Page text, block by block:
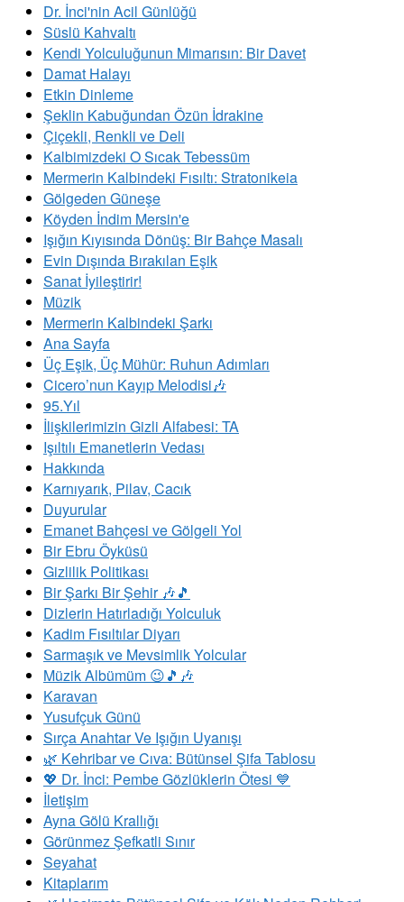
Dr. İnci'nin Acil Günlüğü
Süslü Kahvaltı
Kendi Yolculuğunun Mimarısın: Bir Davet
Damat Halayı
Etkin Dinleme
Şeklin Kabuğundan Özün İdrakine
Çiçekli, Renkli ve Deli
Kalbimizdeki O Sıcak Tebessüm
Mermerin Kalbindeki Fısıltı: Stratonikeia
Gölgeden Güneşe
Köyden İndim Mersin'e
Işığın Kıyısında Dönüş: Bir Bahçe Masalı
Evin Dışında Bırakılan Eşik
Sanat İyileştirir!
Müzik
Mermerin Kalbindeki Şarkı
Ana Sayfa
Üç Eşik, Üç Mühür: Ruhun Adımları
Cicero’nun Kayıp Melodisi🎶
95.Yıl
İlişkilerimizin Gizli Alfabesi: TA
​Işıltılı Emanetlerin Vedası
Hakkında
Karnıyarık, Pilav, Cacık
Duyurular
Emanet Bahçesi ve Gölgeli Yol
Bir Ebru Öyküsü
Gizlilik Politikası
Bir Şarkı Bir Şehir 🎶🎵
Dizlerin Hatırladığı Yolculuk
Kadim Fısıltılar Diyarı
Sarmaşık ve Mevsimlik Yolcular
Müzik Albümüm 😉🎵🎶
Karavan
Yusufçuk Günü
Sırça Anahtar Ve Işığın Uyanışı
​🌿 Kehribar ve Cıva: Bütünsel Şifa Tablosu
💖 Dr. İnci: Pembe Gözlüklerin Ötesi 💙
İletişim
Ayna Gölü Krallığı
Görünmez Şefkatli Sınır
Seyahat
Kitaplarım